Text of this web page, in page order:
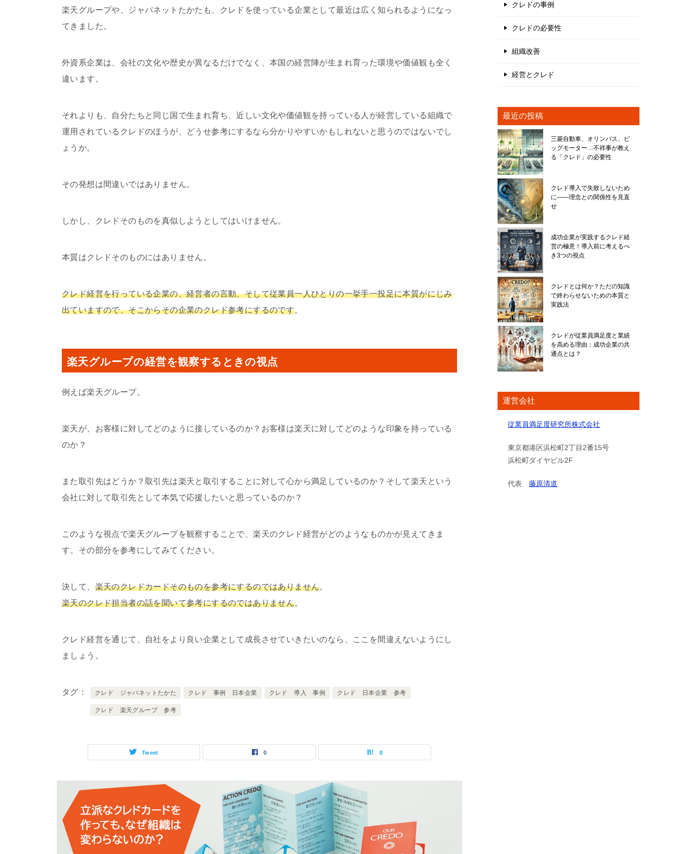
楽天グループや、ジャパネットたかたも、クレドを使っている企業として最近は広く知られるようになっ
てきました。
外資系企業は、会社の文化や歴史が異なるだけでなく、本国の経営陣が生まれ育った環境や価値観も全く
違います。
それよりも、自分たちと同じ国で生まれ育ち、近しい文化や価値観を持っている人が経営している組織で
運用されているクレドのほうが、どうせ参考にするなら分かりやすいかもしれないと思うのではないでし
ょうか。
その発想は間違いではありません。
しかし、クレドそのものを真似しようとしてはいけません。
本質はクレドそのものにはありません。
クレド経営を行っている企業の、経営者の言動、そして従業員一人ひとりの一挙手一投足に本質がにじみ
出ていますので、そこからその企業のクレド参考にするのです。
楽天グループの経営を観察するときの視点
例えば楽天グループ。
楽天が、お客様に対してどのように接しているのか？お客様は楽天に対してどのような印象を持っている
のか？
また取引先はどうか？取引先は楽天と取引することに対して心から満足しているのか？そして楽天という
会社に対して取引先として本気で応援したいと思っているのか？
このような視点で楽天グループを観察することで、楽天のクレド経営がどのようなものかが見えてきま
す。その部分を参考にしてみてください。
決して、 楽天のクレドカードそのものを参考にするのではありません。
楽天のクレド担当者の話を聞いて参考にするのではありません。
クレド経営を通じて、自社をより良い企業として成長させていきたいのなら、ここを間違えないようにし
ましょう。
タグ クレド ジャパネットたかた クレド 事例 日本企業 クレド 導入 事例 クレド 日本企業 参考
クレド 楽天グループ 参考
Tweet 0 0
クレドの事例
クレドの必要性
組織改善
経営とクレド
最近の投稿
三菱自動車、オリンパス、ビ
ッグモーター…不祥事が教え
る「クレド」の必要性
クレド導入で失敗しないため
に――理念との関係性を見直
せ
成功企業が実践するクレド経
営の極意！導入前に考えるべ
き3つの視点
クレドとは何か？ただの知識
で終わらせないための本質と
実践法
クレドが従業員満足度と業績
を高める理由：成功企業の共
通点とは？
運営会社
従業員満足度研究所株式会社
東京都港区浜松町2丁目2番15号
浜松町ダイヤビル2F
代表 藤原清道